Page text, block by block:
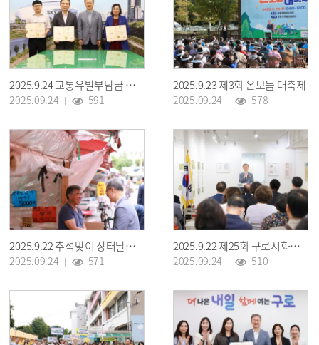
2025.9.24 교통유발부담금 경감심의위원 위촉장 수여식
2025.09.24
591
2025.9.23 제3회 온보듬 대축제
2025.09.24
578
2025.9.22 추석맞이 장터달구미
2025.09.24
571
2025.9.22 제25회 구로시화전 개막식
2025.09.24
510